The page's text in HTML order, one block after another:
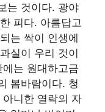
는 것이다. 광야
피다. 아름답고
는 싹이 인생에
실이 우리 것이
는 원대하고금
봄바람이다. 청
니한 열락의 자